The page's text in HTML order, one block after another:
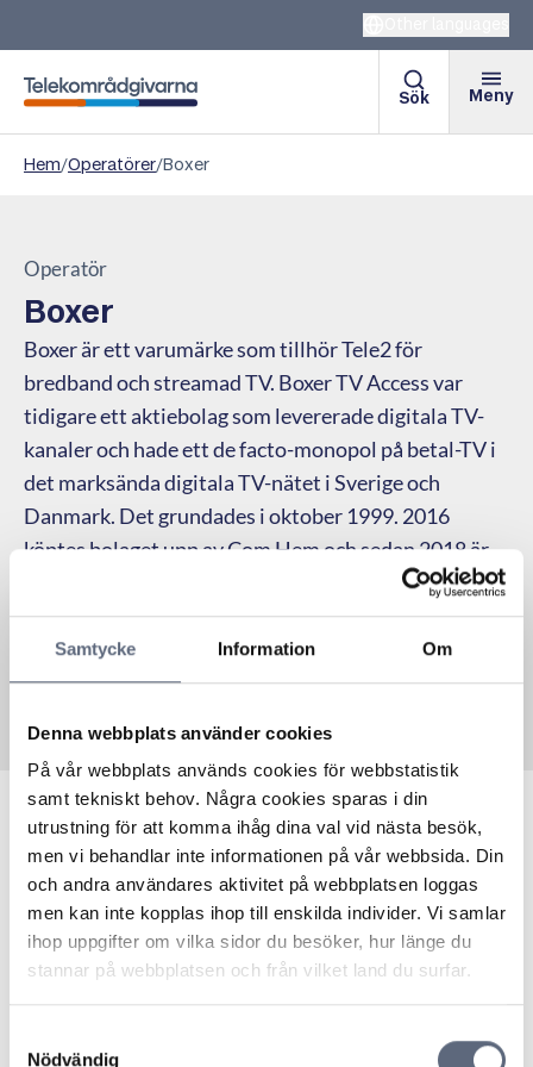
Samtycke Information Om
Denna webbplats använder cookies
På vår webbplats används cookies för webbstatistik
samt tekniskt behov. Några cookies sparas i din
utrustning för att komma ihåg dina val vid nästa besök,
men vi behandlar inte informationen på vår webbsida. Din
och andra användares aktivitet på webbplatsen loggas
men kan inte kopplas ihop till enskilda individer. Vi samlar
ihop uppgifter om vilka sidor du besöker, hur länge du
stannar på webbplatsen och från vilket land du surfar.
Nödvändig
Telekområdgivarna
Sök Meny
Hem/Operatörer/Boxer
Operatör
Boxer
Boxer är ett varumärke som tillhör Tele2 för
bredband och streamad TV. Boxer TV Access var
tidigare ett aktiebolag som levererade digitala TV-
kanaler och hade ett de facto-monopol på betal-TV i
det marksända digitala TV-nätet i Sverige och
Danmark. Det grundades i oktober 1999. 2016
köptes bolaget upp av Com Hem och sedan 2018 är
Boxer en del av Tele2-koncernen. Sändningarna i
marknätet upphörde vid årsskiftet 2024/2025.
Boxer är en partner till Telekområdgivarna sedan 2009.
Är du redan kund hos Boxer?
Till Mina sidor
Behöver du komma i kontakt med Boxers kundtjänst?
Till support